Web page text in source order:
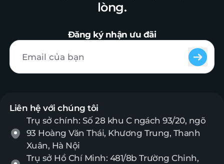
lòng.
Đăng ký nhận ưu đãi
Liên hệ với chúng tôi
Trụ sở chính: Số 28 khu C ngách 93/20, ngõ
93 Hoàng Văn Thái, Khương Trung, Thanh
Xuân, Hà Nội
Trụ sở Hồ Chí Minh: 481/8b Trường Chinh,